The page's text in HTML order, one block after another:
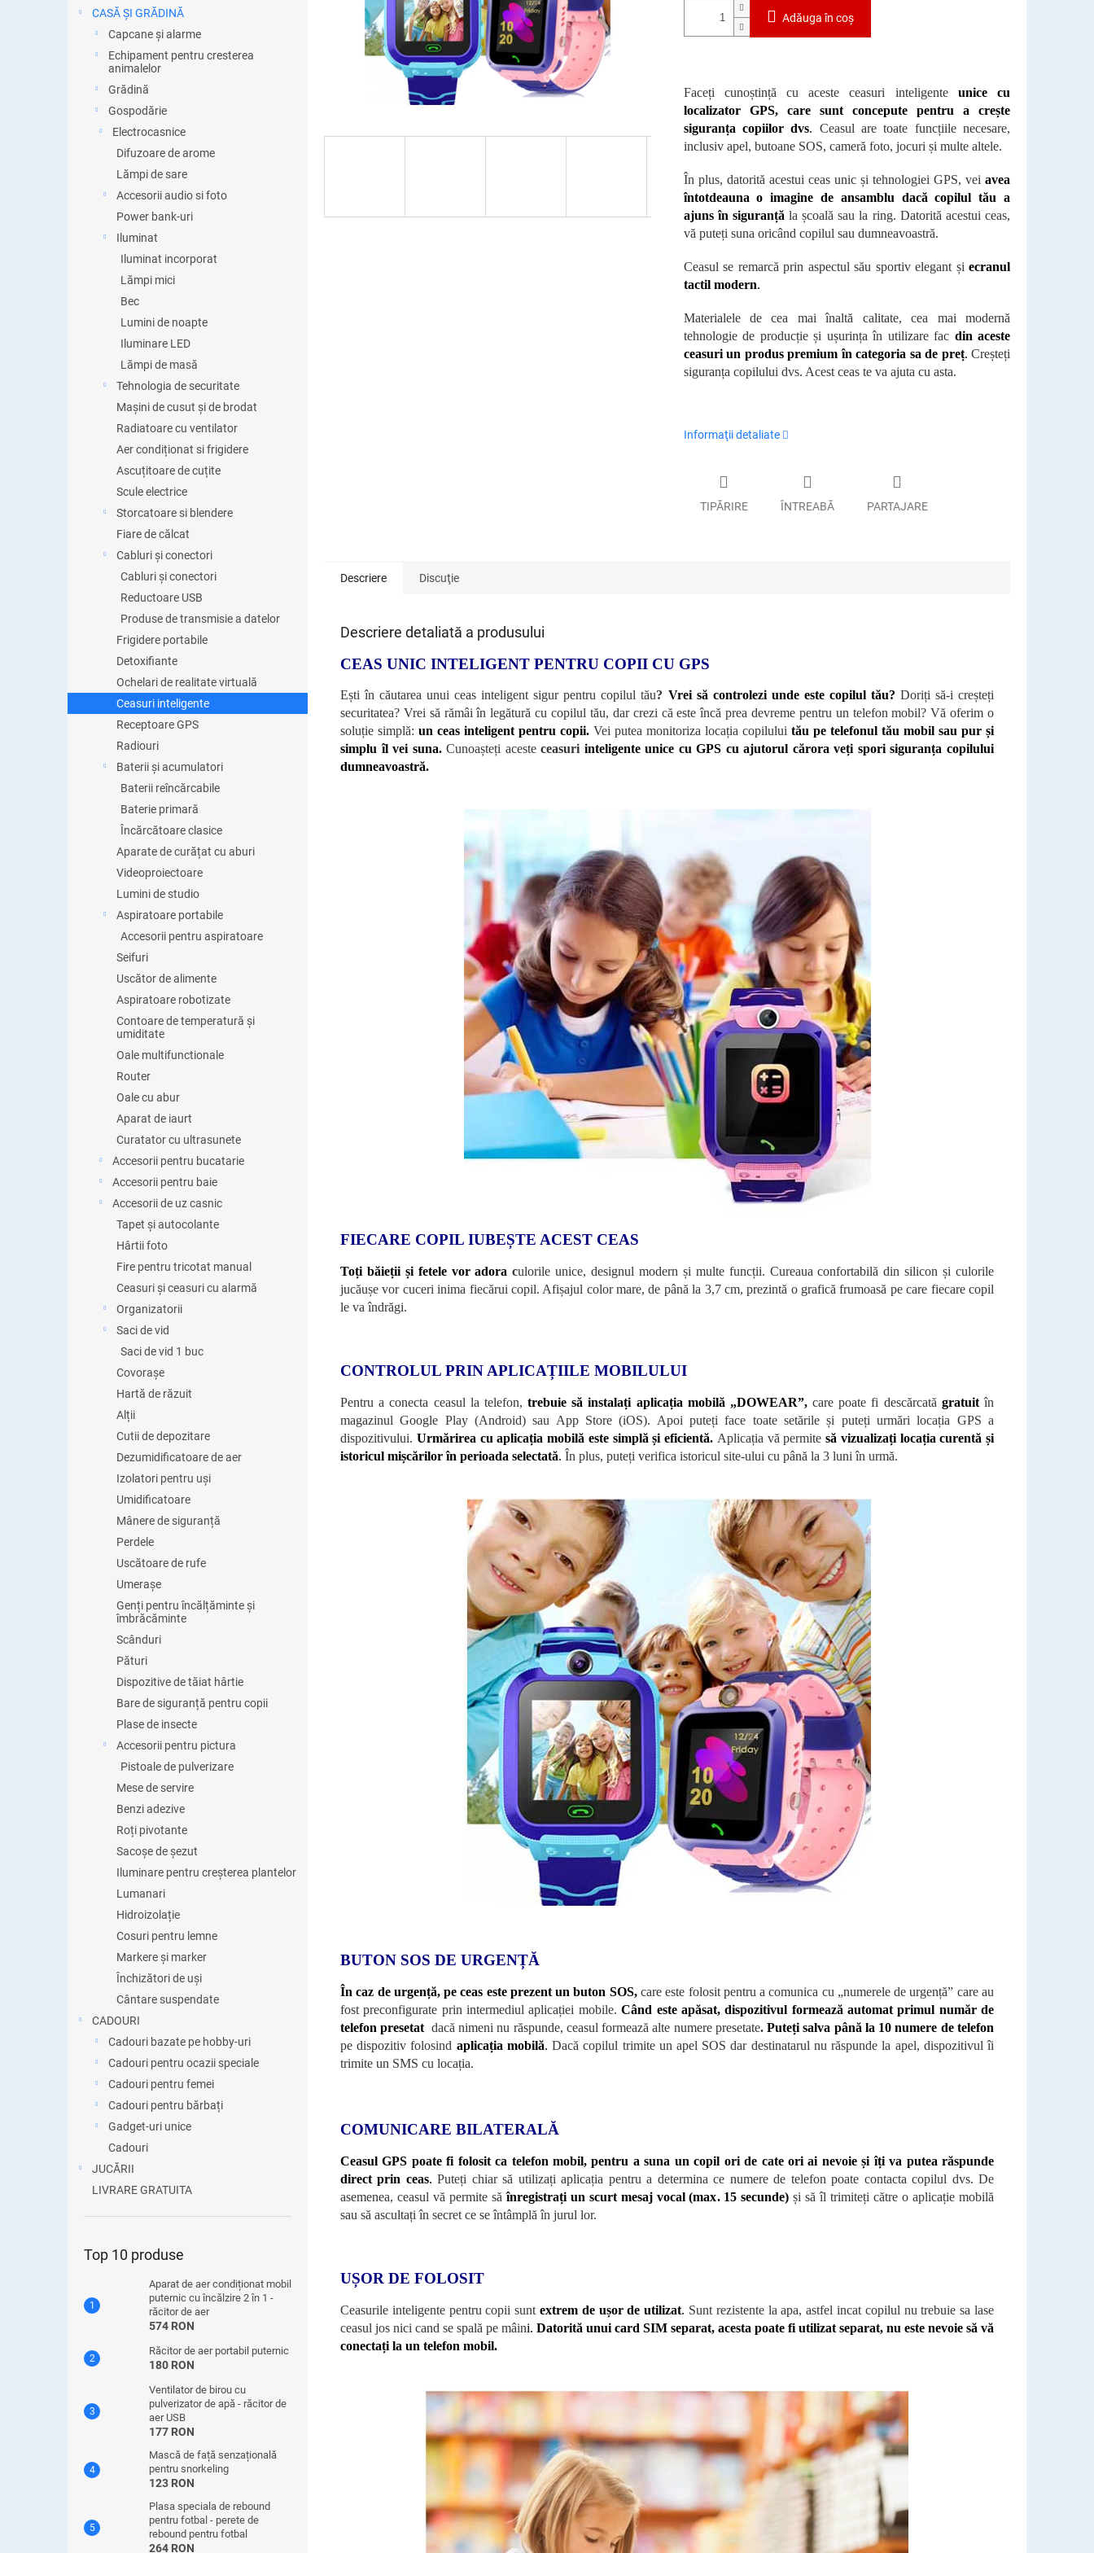
CASĂ ȘI GRĂDINĂ
Capcane și alarme
Echipament pentru cresterea
animalelor
Grădină
Gospodărie
Electrocasnice
Difuzoare de arome
Lămpi de sare
Accesorii audio si foto
Power bank-uri
Iluminat
Iluminat incorporat
Lămpi mici
Bec
Lumini de noapte
Iluminare LED
Lămpi de masă
Tehnologia de securitate
Mașini de cusut și de brodat
Radiatoare cu ventilator
Aer condiționat si frigidere
Ascuțitoare de cuțite
Scule electrice
Storcatoare si blendere
Fiare de călcat
Cabluri și conectori
Cabluri și conectori
Reductoare USB
Produse de transmisie a datelor
Frigidere portabile
Detoxifiante
Ochelari de realitate virtuală
Ceasuri inteligente
Receptoare GPS
Radiouri
Baterii și acumulatori
Baterii reîncărcabile
Baterie primară
Încărcătoare clasice
Aparate de curățat cu aburi
Videoproiectoare
Lumini de studio
Aspiratoare portabile
Accesorii pentru aspiratoare
Seifuri
Uscător de alimente
Aspiratoare robotizate
Contoare de temperatură și
umiditate
Oale multifunctionale
Router
Oale cu abur
Aparat de iaurt
Curatator cu ultrasunete
Accesorii pentru bucatarie
Accesorii pentru baie
Accesorii de uz casnic
Tapet și autocolante
Hârtii foto
Fire pentru tricotat manual
Ceasuri și ceasuri cu alarmă
Organizatorii
Saci de vid
Saci de vid 1 buc
Covorașe
Hartă de răzuit
Alții
Cutii de depozitare
Dezumidificatoare de aer
Izolatori pentru uși
Umidificatoare
Mânere de siguranță
Perdele
Uscătoare de rufe
Umerașe
Genți pentru încălțăminte și
îmbrăcăminte
Scânduri
Pături
Dispozitive de tăiat hârtie
Bare de siguranță pentru copii
Plase de insecte
Accesorii pentru pictura
Pistoale de pulverizare
Mese de servire
Benzi adezive
Roți pivotante
Sacoșe de șezut
Iluminare pentru creșterea plantelor
Lumanari
Hidroizolație
Cosuri pentru lemne
Markere și marker
Închizători de uși
Cântare suspendate
CADOURI
Cadouri bazate pe hobby-uri
Cadouri pentru ocazii speciale
Cadouri pentru femei
Cadouri pentru bărbați
Gadget-uri unice
Cadouri
JUCĂRII
LIVRARE GRATUITA
Top 10 produse
Aparat de aer condiționat mobil
puternic cu încălzire 2 în 1 -
răcitor de aer
574 RON
Răcitor de aer portabil puternic
180 RON
Ventilator de birou cu
pulverizator de apă - răcitor de
aer USB
177 RON
Mască de față senzațională
pentru snorkeling
123 RON
Plasa speciala de rebound
pentru fotbal - perete de
rebound pentru fotbal
264 RON
Adăuga în coş
Faceți cunoștință cu aceste ceasuri inteligente unice cu
localizator GPS, care sunt concepute pentru a crește
siguranța copiilor dvs. Ceasul are toate funcțiile necesare,
inclusiv apel, butoane SOS, cameră foto, jocuri și multe altele.
În plus, datorită acestui ceas unic și tehnologiei GPS, vei avea
întotdeauna o imagine de ansamblu dacă copilul tău a
ajuns în siguranță la școală sau la ring. Datorită acestui ceas,
vă puteți suna oricând copilul sau dumneavoastră.
Ceasul se remarcă prin aspectul său sportiv elegant și ecranul
tactil modern.
Materialele de cea mai înaltă calitate, cea mai modernă
tehnologie de producție și ușurința în utilizare fac din aceste
ceasuri un produs premium în categoria sa de preț. Creșteți
siguranța copilului dvs. Acest ceas te va ajuta cu asta.
Informaţii detaliate
TIPĂRIRE ÎNTREABĂ PARTAJARE
Descriere Discuţie
Descriere detaliată a produsului
CEAS UNIC INTELIGENT PENTRU COPII CU GPS
Ești în căutarea unui ceas inteligent sigur pentru copilul tău? Vrei să controlezi unde este copilul tău? Doriți să-i creșteți
securitatea? Vrei să rămâi în legătură cu copilul tău, dar crezi că este încă prea devreme pentru un telefon mobil? Vă oferim o
soluție simplă: un ceas inteligent pentru copii. Vei putea monitoriza locația copilului tău pe telefonul tău mobil sau pur și
simplu îl vei suna.Cunoașteți acesteceasuri inteligente unice cu GPS cu ajutorul cărora veți spori siguranța copilului
dumneavoastră.
FIECARE COPIL IUBEȘTE ACEST CEAS
Toți băieții și fetele vor adora culorile unice, designul modern și multe funcții. Cureaua confortabilă din silicon și culorile
jucăușe vor cuceri inima fiecărui copil. Afișajul color mare, de până la 3,7 cm, prezintă o grafică frumoasă pe care fiecare copil
le va îndrăgi.
CONTROLUL PRIN APLICAȚIILE MOBILULUI
Pentru a conecta ceasul la telefon, trebuie să instalați aplicația mobilă „DOWEAR”,care poate fi descărcată gratuitîn
magazinul Google Play (Android) sau App Store (iOS). Apoi puteți face toate setările și puteți urmări locația GPS a
dispozitivului. Urmărirea cu aplicația mobilă este simplă și eficientă. Aplicația vă permite să vizualizați locația curentă și
istoricul mișcărilor în perioada selectată. În plus, puteți verifica istoricul site-ului cu până la 3 luni în urmă.
BUTON SOS DE URGENȚĂ
În caz de urgență, pe ceas este prezent un buton SOS,care este folosit pentru a comunica cu „numerele de urgență” care au
fost preconfigurate prin intermediul aplicației mobile.Când este apăsat, dispozitivul formează automat primul număr de
telefon presetat dacă nimeni nu răspunde, ceasul formează alte numere presetate.Puteți salva până la 10 numere de telefon
pe dispozitiv folosind aplicația mobilă. Dacă copilul trimite un apel SOS dar destinatarul nu răspunde la apel, dispozitivul îi
trimite un SMS cu locația.
COMUNICARE BILATERALĂ
Ceasul GPS poate fi folosit ca telefon mobil, pentru a suna un copil ori de cate ori ai nevoie și îți va putea răspunde
direct prin ceas. Puteți chiar să utilizați aplicația pentru a determina ce numere de telefon poate contacta copilul dvs. De
asemenea, ceasul vă permite săînregistrați un scurt mesaj vocal (max. 15 secunde) și să îl trimiteți către o aplicație mobilă
sau să ascultați în secret ce se întâmplă în jurul lor.
UȘOR DE FOLOSIT
Ceasurile inteligente pentru copii sunt extrem de ușor de utilizat. Sunt rezistente la apa, astfel incat copilul nu trebuie sa lase
ceasul jos nici cand se spală pe mâini. Datorită unui card SIM separat, acesta poate fi utilizat separat, nu este nevoie să vă
conectați la un telefon mobil.